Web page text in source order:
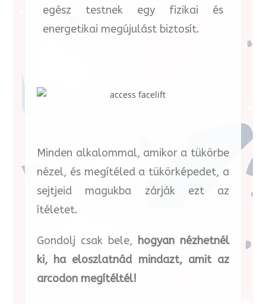
egész testnek egy fizikai és
energetikai megújulást biztosít.
Minden alkalommal, amikor a tükörbe
nézel, és megítéled a tükörképedet, a
sejtjeid magukba zárják ezt az
ítéletet.
Gondolj csak bele, hogyan nézhetnél
ki, ha eloszlatnád mindazt, amit az
arcodon megítéltél!